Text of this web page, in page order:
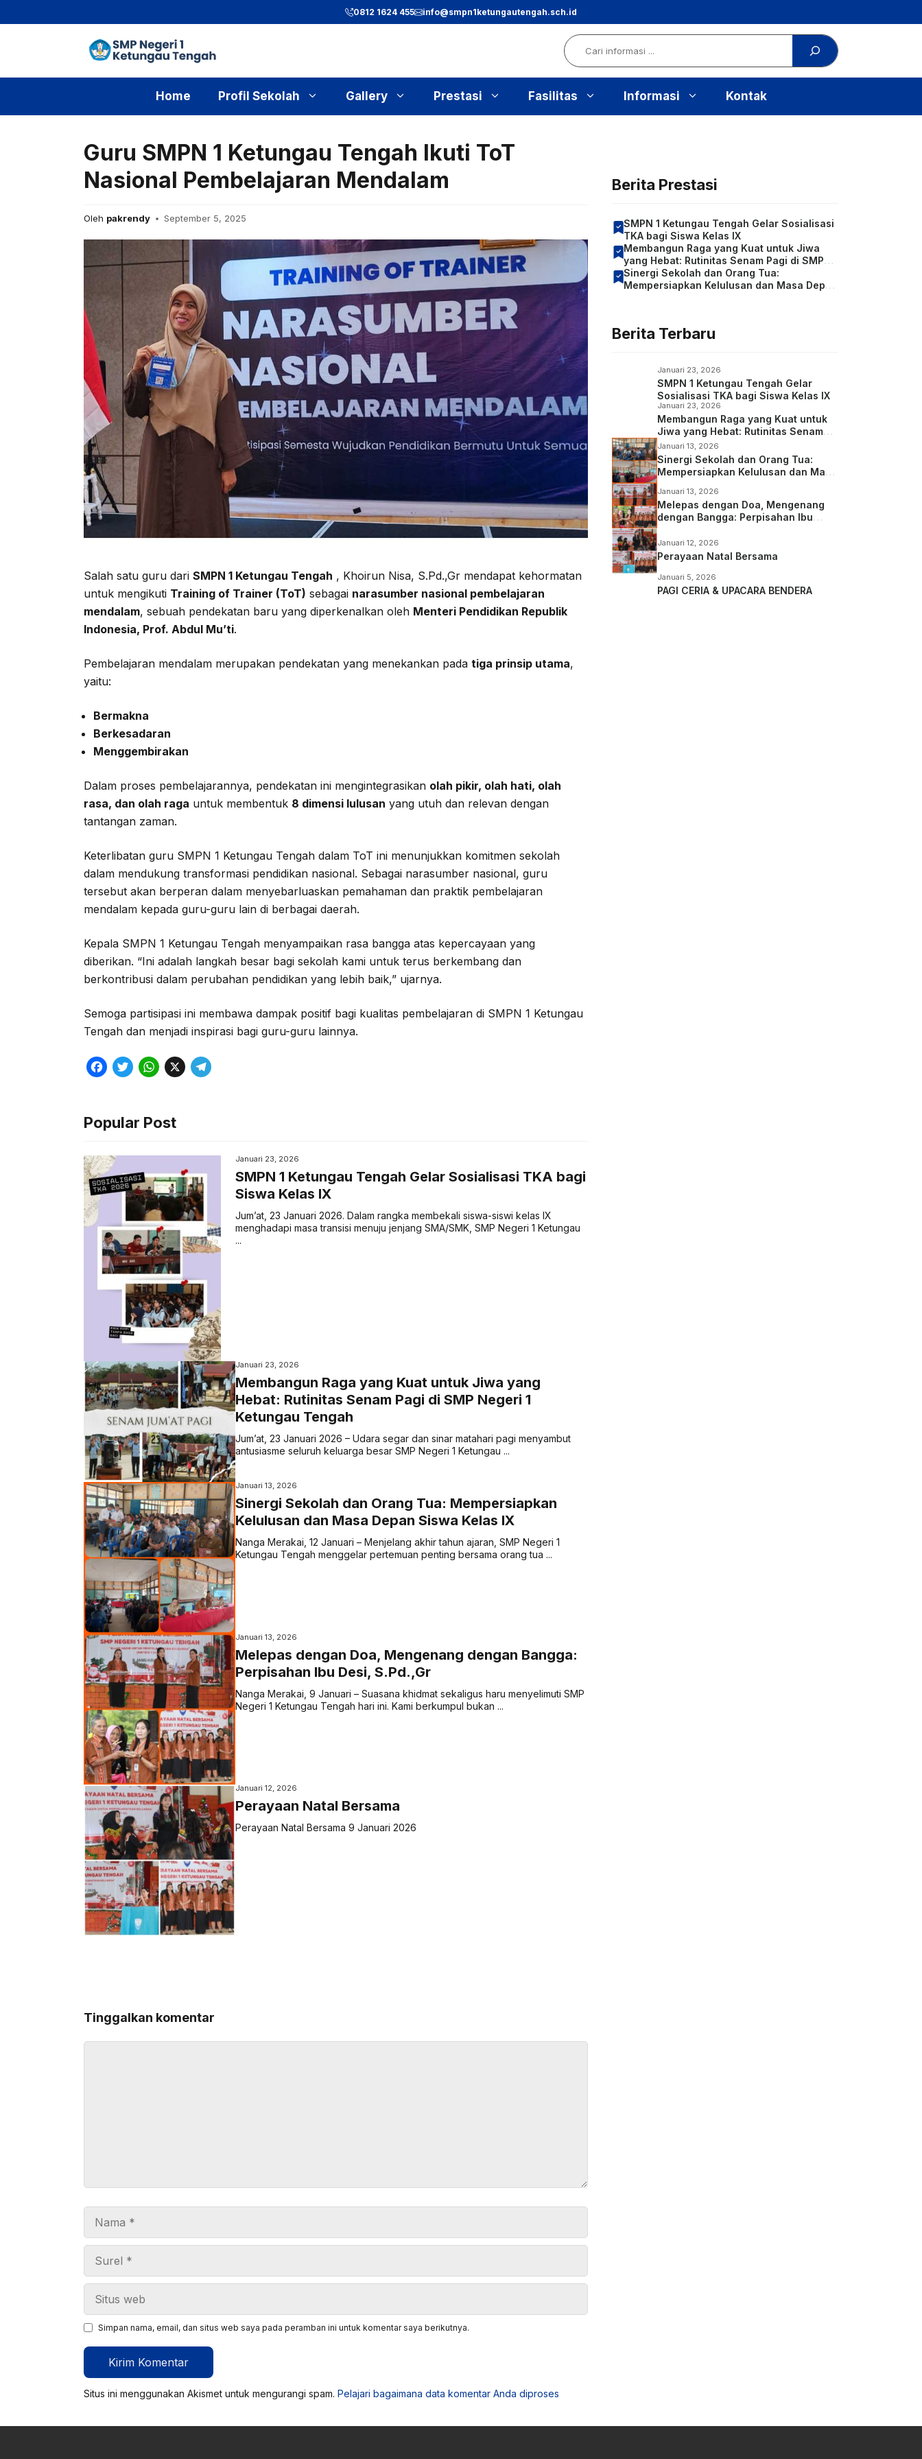
ke
0812 1624 455 info@smpn1ketungautengah.sch.id
Search
Home Profil Sekolah Gallery Prestasi Fasilitas Informasi Kontak
Guru SMPN 1 Ketungau Tengah Ikuti ToT
Nasional Pembelajaran Mendalam
Oleh pakrendy September 5, 2025
Salah satu guru dari SMPN 1 Ketungau Tengah , Khoirun Nisa, S.Pd.,Gr mendapat kehormatan
untuk mengikuti Training of Trainer (ToT) sebagai narasumber nasional pembelajaran
mendalam, sebuah pendekatan baru yang diperkenalkan oleh Menteri Pendidikan Republik
Indonesia, Prof. Abdul Mu’ti.
Pembelajaran mendalam merupakan pendekatan yang menekankan pada tiga prinsip utama,
yaitu:
Bermakna
Berkesadaran
Menggembirakan
Dalam proses pembelajarannya, pendekatan ini mengintegrasikan olah pikir, olah hati, olah
rasa, dan olah raga untuk membentuk 8 dimensi lulusan yang utuh dan relevan dengan
tantangan zaman.
Keterlibatan guru SMPN 1 Ketungau Tengah dalam ToT ini menunjukkan komitmen sekolah
dalam mendukung transformasi pendidikan nasional. Sebagai narasumber nasional, guru
tersebut akan berperan dalam menyebarluaskan pemahaman dan praktik pembelajaran
mendalam kepada guru-guru lain di berbagai daerah.
Kepala SMPN 1 Ketungau Tengah menyampaikan rasa bangga atas kepercayaan yang
diberikan. “Ini adalah langkah besar bagi sekolah kami untuk terus berkembang dan
berkontribusi dalam perubahan pendidikan yang lebih baik,” ujarnya.
Semoga partisipasi ini membawa dampak positif bagi kualitas pembelajaran di SMPN 1 Ketungau
Tengah dan menjadi inspirasi bagi guru-guru lainnya.
F
e
o
o
k
T
t
e
r
W
t
A
p
p
X
T
r
a
m
Popular Post
Januari 23, 2026
SMPN 1 Ketungau Tengah Gelar Sosialisasi TKA bagi
Siswa Kelas IX
Jum’at, 23 Januari 2026. Dalam rangka membekali siswa-siswi kelas IX
menghadapi masa transisi menuju jenjang SMA/SMK, SMP Negeri 1 Ketungau
...
Januari 23, 2026
Membangun Raga yang Kuat untuk Jiwa yang
Hebat: Rutinitas Senam Pagi di SMP Negeri 1
Ketungau Tengah
Jum’at, 23 Januari 2026 – Udara segar dan sinar matahari pagi menyambut
antusiasme seluruh keluarga besar SMP Negeri 1 Ketungau ...
Januari 13, 2026
Sinergi Sekolah dan Orang Tua: Mempersiapkan
Kelulusan dan Masa Depan Siswa Kelas IX
Nanga Merakai, 12 Januari – Menjelang akhir tahun ajaran, SMP Negeri 1
Ketungau Tengah menggelar pertemuan penting bersama orang tua ...
Januari 13, 2026
Melepas dengan Doa, Mengenang dengan Bangga:
Perpisahan Ibu Desi, S.Pd.,Gr
Nanga Merakai, 9 Januari – Suasana khidmat sekaligus haru menyelimuti SMP
Negeri 1 Ketungau Tengah hari ini. Kami berkumpul bukan ...
Januari 12, 2026
Perayaan Natal Bersama
Perayaan Natal Bersama 9 Januari 2026
Tinggalkan komentar
Simpan nama, email, dan situs web saya pada peramban ini untuk komentar saya berikutnya.
Situs ini menggunakan Akismet untuk mengurangi spam. Pelajari bagaimana data komentar Anda diproses
Berita Prestasi
SMPN 1 Ketungau Tengah Gelar Sosialisasi
TKA bagi Siswa Kelas IX
Membangun Raga yang Kuat untuk Jiwa
yang Hebat: Rutinitas Senam Pagi di SMP
Negeri 1 Ketungau Tengah
Sinergi Sekolah dan Orang Tua:
Mempersiapkan Kelulusan dan Masa Depan
Berita Terbaru
Januari 23, 2026
SMPN 1 Ketungau Tengah Gelar
Sosialisasi TKA bagi Siswa Kelas IX
Januari 23, 2026
Membangun Raga yang Kuat untuk
Jiwa yang Hebat: Rutinitas Senam
Pagi di SMP Negeri 1 Ketungau
Tengah
Januari 13, 2026
Sinergi Sekolah dan Orang Tua:
Mempersiapkan Kelulusan dan Masa
Januari 13, 2026
Melepas dengan Doa, Mengenang
dengan Bangga: Perpisahan Ibu
Januari 12, 2026
Perayaan Natal Bersama
Januari 5, 2026
PAGI CERIA & UPACARA BENDERA